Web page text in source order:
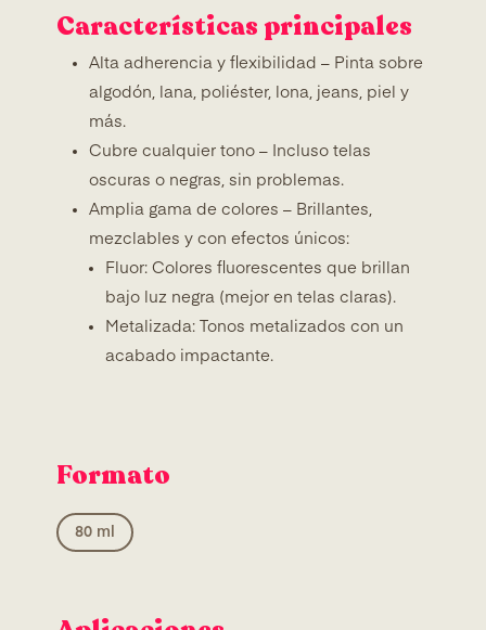
Características principales
Alta adherencia y flexibilidad – Pinta sobre
algodón, lana, poliéster, lona, jeans, piel y
más.
Cubre cualquier tono – Incluso telas
oscuras o negras, sin problemas.
Amplia gama de colores – Brillantes,
mezclables y con efectos únicos:
Fluor: Colores fluorescentes que brillan
bajo luz negra (mejor en telas claras).
Metalizada: Tonos metalizados con un
acabado impactante.
Formato
80 ml